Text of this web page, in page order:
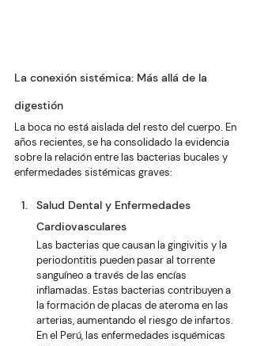
La conexión sistémica: Más allá de la
digestión
La boca no está aislada del resto del cuerpo. En
años recientes, se ha consolidado la evidencia
sobre la relación entre las bacterias bucales y
enfermedades sistémicas graves:
Salud Dental y Enfermedades
Cardiovasculares
Las bacterias que causan la gingivitis y la
periodontitis pueden pasar al torrente
sanguíneo a través de las encías
inflamadas. Estas bacterias contribuyen a
la formación de placas de ateroma en las
arterias, aumentando el riesgo de infartos.
En el Perú, las enfermedades isquémicas